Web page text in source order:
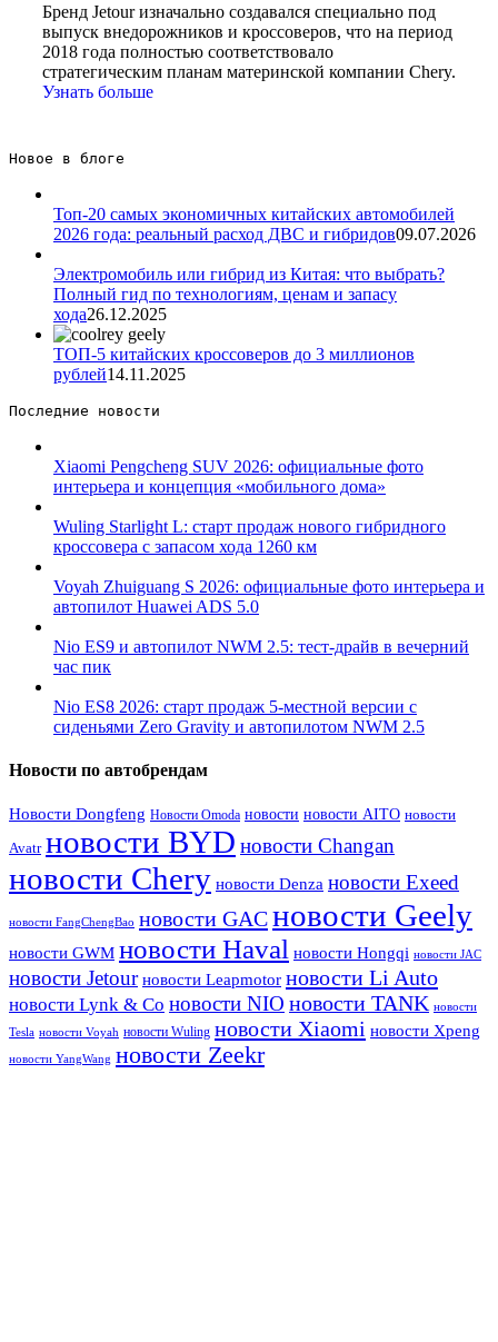
Бренд Jetour изначально создавался специально под
выпуск внедорожников и кроссоверов, что на период
2018 года полностью соответствовало
стратегическим планам материнской компании Chery.
Узнать больше
Новое в блоге
Топ-20 самых экономичных китайских автомобилей
2026 года: реальный расход ДВС и гибридов09.07.2026
Электромобиль или гибрид из Китая: что выбрать?
Полный гид по технологиям, ценам и запасу
хода26.12.2025
ТОП-5 китайских кроссоверов до 3 миллионов
рублей14.11.2025
Последние новости
Xiaomi Pengcheng SUV 2026: официальные фото
интерьера и концепция «мобильного дома»
Wuling Starlight L: старт продаж нового гибридного
кроссовера с запасом хода 1260 км
Voyah Zhuiguang S 2026: официальные фото интерьера и
автопилот Huawei ADS 5.0
Nio ES9 и автопилот NWM 2.5: тест-драйв в вечерний
час пик
Nio ES8 2026: старт продаж 5-местной версии с
сиденьями Zero Gravity и автопилотом NWM 2.5
Новости по автобрендам
Новости Dongfeng Новости Omoda новости новости AITO новости
Avatr новости BYD новости Changan
новости Chery новости Denza новости Exeed
новости FangChengBao новости GACновости Geely
новости GWM новости Haval новости Hongqi новости JAC
новости Jetour новости Leapmotor новости Li Auto
новости Lynk & Co новости NIO новости TANK новости
Tesla новости Voyah новости Wuling новости Xiaomi новости Xpeng
новости YangWang новости Zeekr